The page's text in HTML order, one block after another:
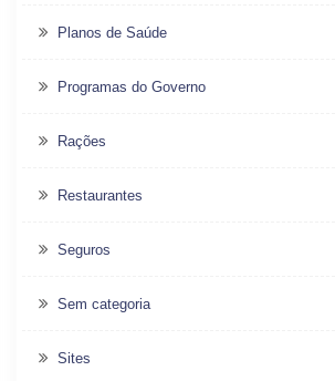
Planos de Saúde
Programas do Governo
Rações
Restaurantes
Seguros
Sem categoria
Sites